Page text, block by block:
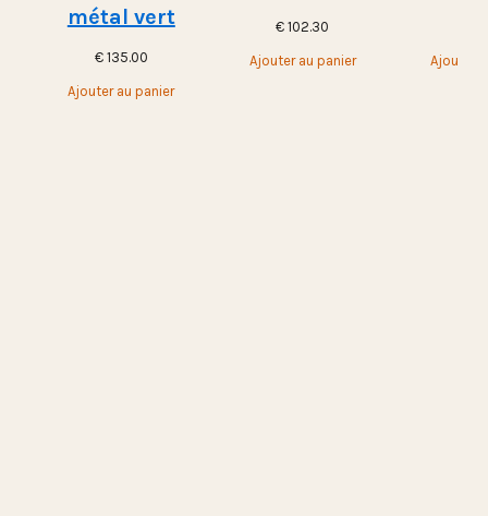
métal vert
€135.00
Ajouter au panier
€ 102.30
Ajouter au panier Ajouter